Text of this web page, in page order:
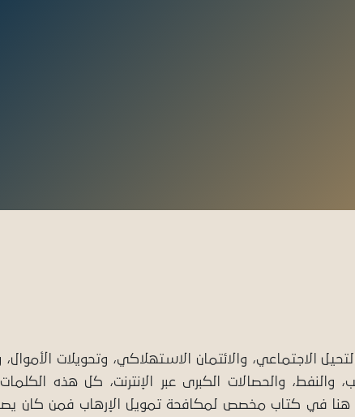
الاجتماعي، والائتمان الاستهلاكي، وتحويلات الأموال،
والنفط، والحصالات الكبرى عبر الإنترنت، كل هذه
في كتاب مخصص لمكافحة تمويل الإرهاب فمن كان